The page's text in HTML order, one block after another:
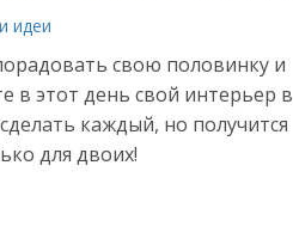
идеи
свою половинку и
в этот день свой интерьер в
каждый, но получится
для двоих!